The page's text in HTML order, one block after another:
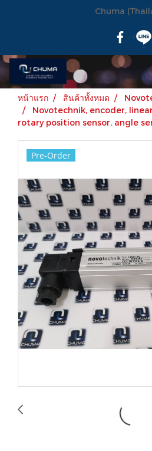
Chuma
หน้าแรก สินค้าทั้งหมด
Novotechnik, encoder,
rotary position sensor, angle
Pre-Order